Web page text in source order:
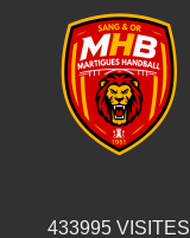
433995 VISITES